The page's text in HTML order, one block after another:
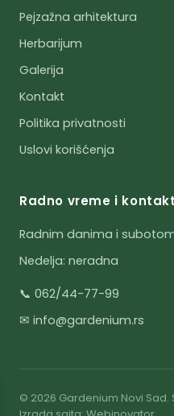
Pejzažna arhitektura
Herbarijum
Galerija
Kontakt
Politika privatnosti
Uslovi korišćenja
Radno vreme i kontakt
Radnim danima i
Nedelja: neradna
📞 062/44-77-99
✉ info@gardenium.rs
© 2026 Gardenium Novi